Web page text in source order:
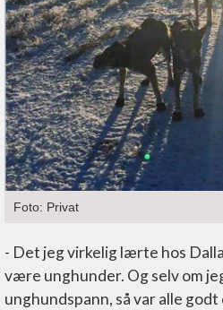
Foto: Privat
- Det jeg virkelig lærte hos
være unghunder. Og selv om
unghundspann, så var alle godt